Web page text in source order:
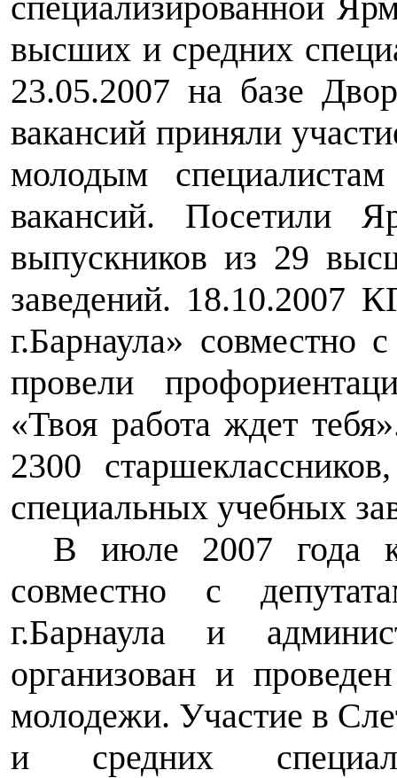
высших и средних
23.05.2007 на базе
вакансий приняли
молодым
вакансий. Посетили
выпускников из 29
заведений. 18.10.2007
г.Барнаула» совместно
провели
«Твоя работа ждет
2300
специальных учебных
В июле 2007 года
совместно с
г.Барнаула и
организован и
молодежи. Участие в
и средних